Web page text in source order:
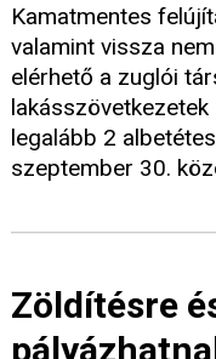
Kamatmentes
valamint vissza
elérhető a zuglói
legalább 2
szeptember 30.
Zöldítésre